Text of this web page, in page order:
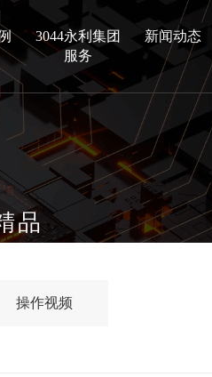
3044永利集团
服务
新闻动态
品
操作视频